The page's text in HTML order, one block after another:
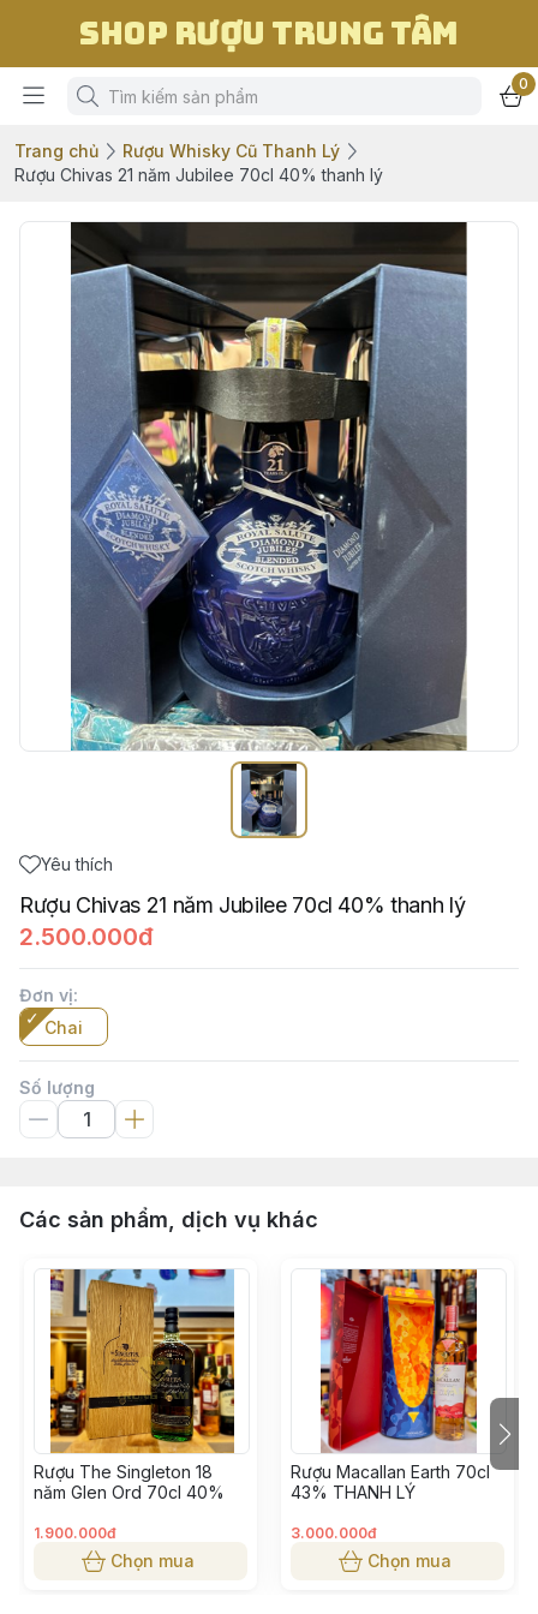
Shop Rượu Trung Tâm
0
Trang chủ
Rượu Whisky Cũ Thanh Lý
Rượu Chivas 21 năm Jubilee 70cl 40% thanh lý
Yêu thích
Rượu Chivas 21 năm Jubilee 70cl 40% thanh lý
2.500.000đ
Đơn vị:
Chai
Số lượng
Các sản phẩm, dịch vụ khác
Rượu The Singleton 18
năm Glen Ord 70cl 40%
1.900.000đ
Chọn mua
Rượu Macallan Earth 70cl
43% THANH LÝ
3.000.000đ
Chọn mua